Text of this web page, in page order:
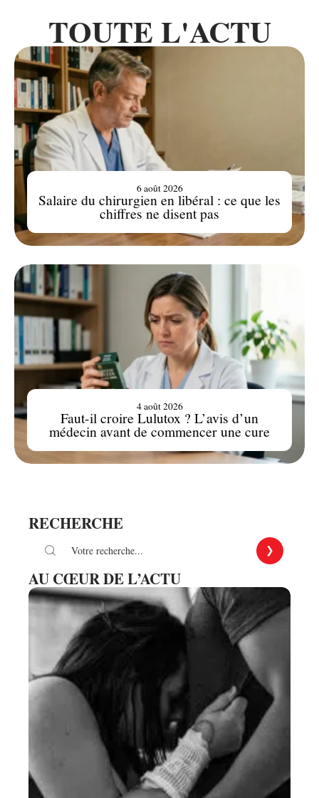
TOUTE L'ACTU
Salaire du chirurgien en libéral : ce que les
chiffres ne disent pas
6 août 2026
Faut-il croire Lulutox ? L’avis d’un
médecin avant de commencer une cure
4 août 2026
RECHERCHE
AU CŒUR DE L’ACTU